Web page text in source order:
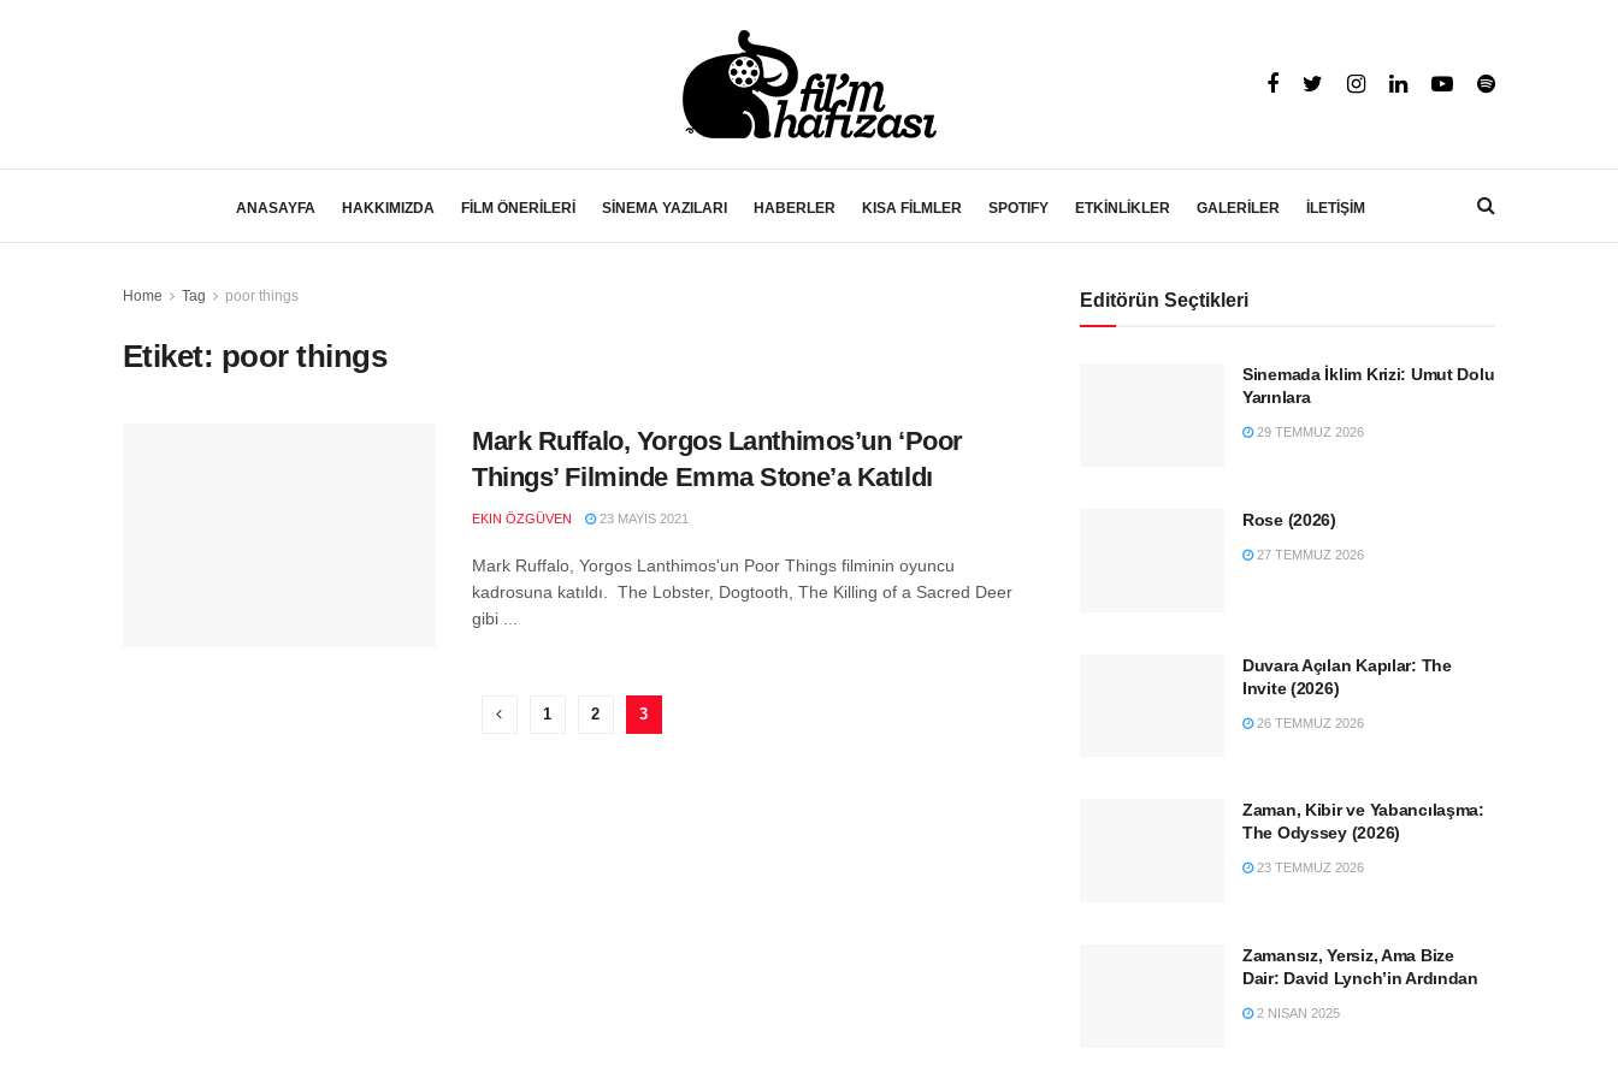
ANASAYFA HAKKIMIZDA FİLM ÖNERİLERİ SİNEMA YAZILARI HABERLER KISA FİLMLER SPOTIFY ETKİNLİKLER GALERİLER İLETİŞİM
Home Tag poor things
Etiket: poor things
Mark Ruffalo, Yorgos Lanthimos’un ‘Poor
Things’ Filminde Emma Stone’a Katıldı
EKIN ÖZGÜVEN 23 MAYIS 2021
Mark Ruffalo, Yorgos Lanthimos'un Poor Things filminin oyuncu
kadrosuna katıldı. The Lobster, Dogtooth, The Killing of a Sacred Deer
gibi ...
1 2 3
Editörün Seçtikleri
Sinemada İklim Krizi: Umut Dolu
Yarınlara
29 TEMMUZ 2026
Rose (2026)
27 TEMMUZ 2026
Duvara Açılan Kapılar: The
Invite (2026)
26 TEMMUZ 2026
Zaman, Kibir ve Yabancılaşma:
The Odyssey (2026)
23 TEMMUZ 2026
Zamansız, Yersiz, Ama Bize
Dair: David Lynch’in Ardından
2 NISAN 2025